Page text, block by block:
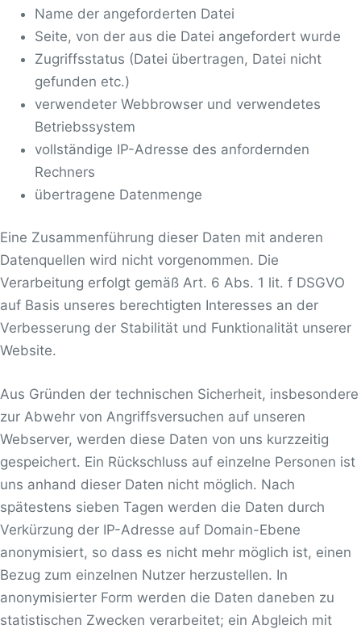
Name der angeforderten Datei
Seite, von der aus die Datei angefordert wurde
Zugriffsstatus (Datei übertragen, Datei nicht
gefunden etc.)
verwendeter Webbrowser und verwendetes
Betriebssystem
vollständige IP-Adresse des anfordernden
Rechners
übertragene Datenmenge
Eine Zusammenführung dieser Daten mit anderen
Datenquellen wird nicht vorgenommen. Die
Verarbeitung erfolgt gemäß Art. 6 Abs. 1 lit. f DSGVO
auf Basis unseres berechtigten Interesses an der
Verbesserung der Stabilität und Funktionalität unserer
Website.
Aus Gründen der technischen Sicherheit, insbesondere
zur Abwehr von Angriffsversuchen auf unseren
Webserver, werden diese Daten von uns kurzzeitig
gespeichert. Ein Rückschluss auf einzelne Personen ist
uns anhand dieser Daten nicht möglich. Nach
spätestens sieben Tagen werden die Daten durch
Verkürzung der IP-Adresse auf Domain-Ebene
anonymisiert, so dass es nicht mehr möglich ist, einen
Bezug zum einzelnen Nutzer herzustellen. In
anonymisierter Form werden die Daten daneben zu
statistischen Zwecken verarbeitet; ein Abgleich mit